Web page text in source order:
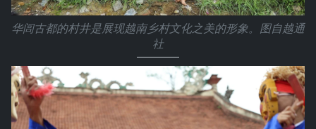
华闾古都的村井是展现越南乡村文化之美的形象。图自越通
社